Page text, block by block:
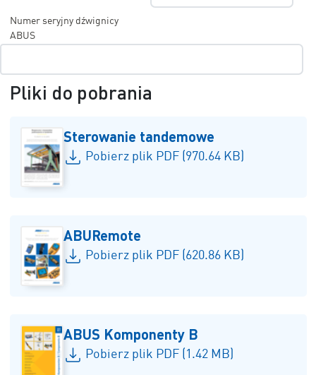
Numer seryjny dźwignicy
ABUS
Pliki do pobrania
Sterowanie tandemowe
Pobierz plik PDF (970.64 KB)
ABURemote
Pobierz plik PDF (620.86 KB)
ABUS Komponenty B
Pobierz plik PDF (1.42 MB)